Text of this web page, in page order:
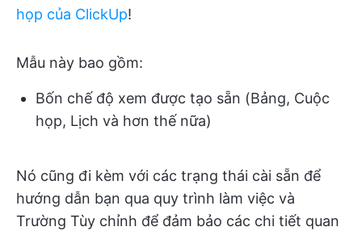
họp của ClickUp!
Mẫu này bao gồm:
Bốn chế độ xem được tạo sẵn (Bảng, Cuộc
họp, Lịch và hơn thế nữa)
Nó cũng đi kèm với các trạng thái cài sẵn để
hướng dẫn bạn qua quy trình làm việc và
Trường Tùy chỉnh để đảm bảo các chi tiết quan